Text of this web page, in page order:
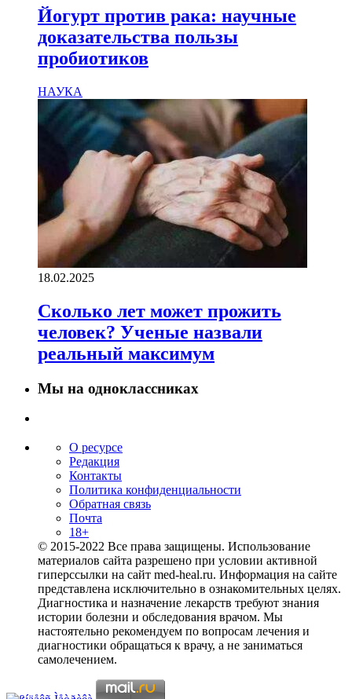
Йогурт против рака: научные
доказательства пользы
пробиотиков
НАУКА
18.02.2025
Сколько лет может прожить
человек? Ученые назвали
реальный максимум
Мы на одноклассниках
О ресурсе
Редакция
Контакты
Политика конфиденциальности
Обратная связь
Почта
18+
© 2015-2022 Все права защищены. Использование
материалов сайта разрешено при условии активной
гиперссылки на сайт med-heal.ru. Информация на сайте
представлена исключительно в ознакомительных целях.
Диагностика и назначение лекарств требуют знания
истории болезни и обследования врачом. Мы
настоятельно рекомендуем по вопросам лечения и
диагностики обращаться к врачу, а не заниматься
самолечением.